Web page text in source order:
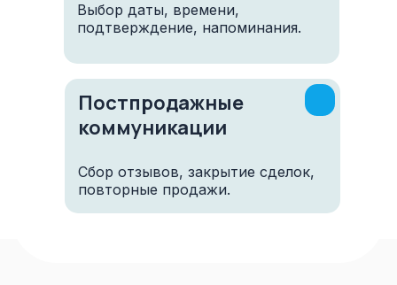
Выбор даты, времени,
подтверждение, напоминания.
Постпродажные
коммуникации
Сбор отзывов, закрытие сделок,
повторные продажи.